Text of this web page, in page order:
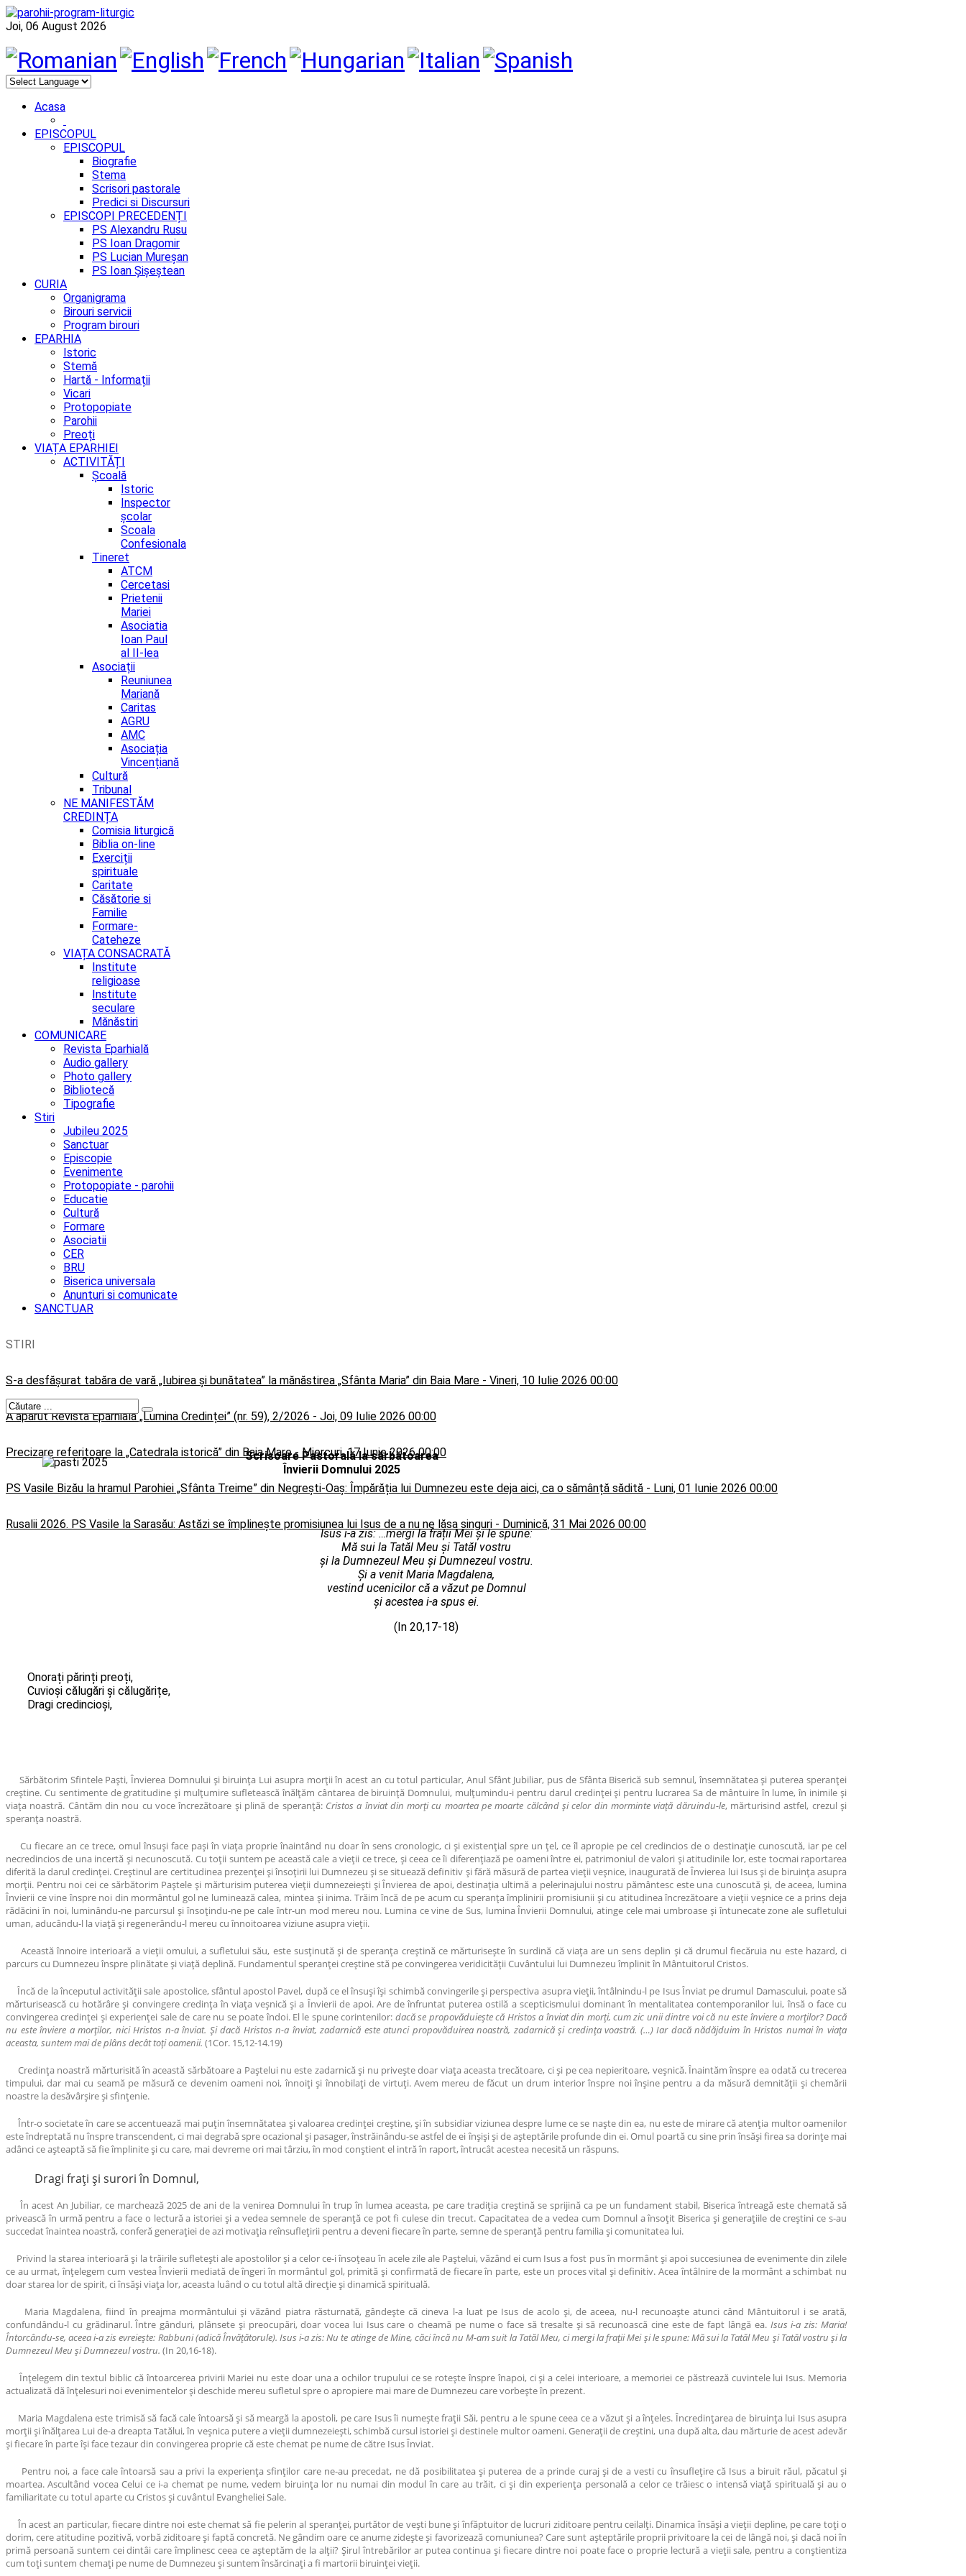
Joi, 06 August 2026
Acasa
EPISCOPUL
EPISCOPUL
Biografie
Stema
Scrisori pastorale
Predici si Discursuri
EPISCOPI PRECEDENȚI
PS Alexandru Rusu
PS Ioan Dragomir
PS Lucian Mureșan
PS Ioan Șișeștean
CURIA
Organigrama
Birouri servicii
Program birouri
EPARHIA
Istoric
Stemă
Hartă - Informații
Vicari
Protopopiate
Parohii
Preoți
VIAȚA EPARHIEI
ACTIVITĂȚI
Școală
Istoric
Inspector
școlar
Scoala
Confesionala
Tineret
ATCM
Cercetasi
Prietenii
Mariei
Asociatia
Ioan Paul
al II-lea
Asociații
Reuniunea
Mariană
Caritas
AGRU
AMC
Asociația
Vincențiană
Cultură
Tribunal
NE MANIFESTĂM
CREDINȚA
Comisia liturgică
Biblia on-line
Exerciții
spirituale
Caritate
Căsătorie si
Familie
Formare-
Cateheze
VIAȚA CONSACRATĂ
Institute
religioase
Institute
seculare
Mănăstiri
COMUNICARE
Revista Eparhială
Audio gallery
Photo gallery
Bibliotecă
Tipografie
Stiri
Jubileu 2025
Sanctuar
Episcopie
Evenimente
Protopopiate - parohii
Educatie
Cultură
Formare
Asociatii
CER
BRU
Biserica universala
Anunturi si comunicate
SANCTUAR
STIRI
S-a desfășurat tabăra de vară „Iubirea și bunătatea” la mănăstirea „Sfânta Maria” din Baia Mare - Vineri, 10 Iulie 2026 00:00
A apărut Revista Eparhială „Lumina Credinței” (nr. 59), 2/2026 - Joi, 09 Iulie 2026 00:00
Precizare referitoare la „Catedrala istorică” din Baia Mare- Miercuri, 17 Iunie 2026 00:00
PS Vasile Bizău la hramul Parohiei „Sfânta Treime” din Negrești-Oaș: Împărăția lui Dumnezeu este deja aici, ca o sămânță sădită - Luni, 01 Iunie 2026 00:00
Rusalii 2026. PS Vasile la Sarasău: Astăzi se împlinește promisiunea lui Isus de a nu ne lăsa singuri - Duminică, 31 Mai 2026 00:00
Scrisoare Pastoralăla sărbătoarea
Învierii Domnului 2025
Isus i-a zis: …mergi la frații Mei și le spune:
Mă sui la Tatăl Meu și Tatăl vostru
și la Dumnezeul Meu și Dumnezeul vostru.
Și a venit Maria Magdalena,
vestind ucenicilor că a văzut pe Domnul
și acestea i-a spus ei.
(In 20,17-18)
Onorați părinți preoți,
Cuvioși călugări și călugărițe,
Dragi credincioși,
Sărbătorim Sfintele Paști, Învierea Domnului și biruința Lui asupra morții în acest an cu totul particular, Anul Sfânt Jubiliar, pus de Sfânta Biserică sub semnul, însemnătatea și puterea speranței
creștine. Cu sentimente de gratitudine și mulțumire sufletească înălțăm cântarea de biruință Domnului, mulțumindu-i pentru darul credinței și pentru lucrarea Sa de mântuire în lume, în inimile și
viața noastră. Cântăm din nou cu voce încrezătoare și plină de speranță: Cristos a înviat din morți cu moartea pe moarte călcând și celor din morminte viață dăruindu-le, mărturisind astfel, crezul și
speranța noastră.
Cu fiecare an ce trece, omul însuși face pași în viața proprie înaintând nu doar în sens cronologic, ci și existențial spre un țel, ce îl apropie pe cel credincios de o destinație cunoscută, iar pe cel
necredincios de una incertă și necunoscută. Cu toții suntem pe această cale a vieții ce trece, și ceea ce îi diferențiază pe oameni între ei, patrimoniul de valori și atitudinile lor, este tocmai raportarea
diferită la darul credinței. Creștinul are certitudinea prezenței și însoțirii lui Dumnezeu și se situează definitiv și fără măsură de partea vieții veșnice, inaugurată de Învierea lui Isus și de biruința asupra
morții. Pentru noi cei ce sărbătorim Paștele și mărturisim puterea vieții dumnezeiești și Învierea de apoi, destinația ultimă a pelerinajului nostru pământesc este una cunoscută și, de aceea, lumina
Învierii ce vine înspre noi din mormântul gol ne luminează calea, mintea și inima. Trăim încă de pe acum cu speranța împlinirii promisiunii și cu atitudinea încrezătoare a vieții veșnice ce a prins deja
rădăcini în noi, luminându-ne parcursul și însoțindu-ne pe cale într-un mod mereu nou. Lumina ce vine de Sus, lumina Învierii Domnului, atinge cele mai umbroase și întunecate zone ale sufletului
uman, aducându-l la viață și regenerându-l mereu cu înnoitoarea viziune asupra vieții.
Această înnoire interioară a vieții omului, a sufletului său, este susținută și de speranța creștină ce mărturisește în surdină că viața are un sens deplin și că drumul fiecăruia nu este hazard, ci
parcurs cu Dumnezeu înspre plinătate și viață deplină. Fundamentul speranței creștine stă pe convingerea veridicității Cuvântului lui Dumnezeu împlinit în Mântuitorul Cristos.
Încă de la începutul activității sale apostolice, sfântul apostol Pavel, după ce el însuși își schimbă convingerile și perspectiva asupra vieții, întâlnindu-l pe Isus Înviat pe drumul Damascului, poate să
mărturisească cu hotărâre și convingere credința în viața veșnică și a Învierii de apoi. Are de înfruntat puterea ostilă a scepticismului dominant în mentalitatea contemporanilor lui, însă o face cu
convingerea credinței și experienței sale de care nu se poate îndoi. El le spune corintenilor: dacă se propovăduiește că Hristos a înviat din morți, cum zic unii dintre voi că nu este înviere a morților? Dacă
nu este înviere a morților, nici Hristos n-a înviat. Și dacă Hristos n-a înviat, zadarnică este atunci propovăduirea noastră, zadarnică și credința voastră. (…) Iar dacă nădăjduim în Hristos numai în viața
aceasta, suntem mai de plâns decât toți oamenii. (1Cor. 15,12-14.19)
Credința noastră mărturisită în această sărbătoare a Paștelui nu este zadarnică și nu privește doar viața aceasta trecătoare, ci și pe cea nepieritoare, veșnică. Înaintăm înspre ea odată cu trecerea
timpului, dar mai cu seamă pe măsură ce devenim oameni noi, înnoiți și înnobilați de virtuți. Avem mereu de făcut un drum interior înspre noi înșine pentru a da măsură demnității și chemării
noastre la desăvârșire și sfințenie.
Într-o societate în care se accentuează mai puțin însemnătatea și valoarea credinței creștine, și în subsidiar viziunea despre lume ce se naște din ea, nu este de mirare că atenția multor oamenilor
este îndreptată nu înspre transcendent, ci mai degrabă spre ocazional și pasager, înstrăinându-se astfel de ei înșiși și de așteptările profunde din ei. Omul poartă cu sine prin însăși firea sa dorințe mai
adânci ce așteaptă să fie împlinite și cu care, mai devreme ori mai târziu, în mod conștient el intră în raport, întrucât acestea necesită un răspuns.
Dragi frați și surori în Domnul,
În acest An Jubiliar, ce marchează 2025 de ani de la venirea Domnului în trup în lumea aceasta, pe care tradiția creștină se sprijină ca pe un fundament stabil, Biserica întreagă este chemată să
privească în urmă pentru a face o lectură a istoriei și a vedea semnele de speranță ce pot fi culese din trecut. Capacitatea de a vedea cum Domnul a însoțit Biserica și generațiile de creștini ce s-au
succedat înaintea noastră, conferă generației de azi motivația reînsuflețirii pentru a deveni fiecare în parte, semne de speranță pentru familia și comunitatea lui.
Privind la starea interioară și la trăirile sufletești ale apostolilor și a celor ce-i însoțeau în acele zile ale Paștelui, văzând ei cum Isus a fost pus în mormânt și apoi succesiunea de evenimente din zilele
ce au urmat, înțelegem cum vestea Învierii mediată de îngeri în mormântul gol, primită și confirmată de fiecare în parte, este un proces vital și definitiv. Acea întâlnire de la mormânt a schimbat nu
doar starea lor de spirit, ci însăși viața lor, aceasta luând o cu totul altă direcție și dinamică spirituală.
Maria Magdalena, fiind în preajma mormântului și văzând piatra răsturnată, gândește că cineva l-a luat pe Isus de acolo și, de aceea, nu-l recunoaște atunci când Mântuitorul i se arată,
confundându-l cu grădinarul. Între gânduri, plânsete și preocupări, doar vocea lui Isus care o cheamă pe nume o face să tresalte și să recunoască cine este de fapt lângă ea. Isus i-a zis: Maria!
Întorcându-se, aceea i-a zis evreiește: Rabbuni (adică Învățătorule). Isus i-a zis: Nu te atinge de Mine, căci încă nu M-am suit la Tatăl Meu, ci mergi la frații Mei și le spune: Mă sui la Tatăl Meu și Tatăl vostru și la
Dumnezeul Meu și Dumnezeul vostru. (In 20,16-18).
Înțelegem din textul biblic că întoarcerea privirii Mariei nu este doar una a ochilor trupului ce se rotește înspre înapoi, ci și a celei interioare, a memoriei ce păstrează cuvintele lui Isus. Memoria
actualizată dă înțelesuri noi evenimentelor și deschide mereu sufletul spre o apropiere mai mare de Dumnezeu care vorbește în prezent.
Maria Magdalena este trimisă să facă cale întoarsă și să meargă la apostoli, pe care Isus îi numește frații Săi, pentru a le spune ceea ce a văzut și a înțeles. Încredințarea de biruința lui Isus asupra
morții și înălțarea Lui de-a dreapta Tatălui, în veșnica putere a vieții dumnezeiești, schimbă cursul istoriei și destinele multor oameni. Generații de creștini, una după alta, dau mărturie de acest adevăr
și fiecare în parte își face tezaur din convingerea proprie că este chemat pe nume de către Isus Înviat.
Pentru noi, a face cale întoarsă sau a privi la experiența sfinților care ne-au precedat, ne dă posibilitatea și puterea de a prinde curaj și de a vesti cu însuflețire că Isus a biruit răul, păcatul și
moartea. Ascultând vocea Celui ce i-a chemat pe nume, vedem biruința lor nu numai din modul în care au trăit, ci și din experiența personală a celor ce trăiesc o intensă viață spirituală și au o
familiaritate cu totul aparte cu Cristos și cuvântul Evangheliei Sale.
În acest an particular, fiecare dintre noi este chemat să fie pelerin al speranței, purtător de vești bune și înfăptuitor de lucruri ziditoare pentru ceilalți. Dinamica însăși a vieții depline, pe care toți o
dorim, cere atitudine pozitivă, vorbă ziditoare și faptă concretă. Ne gândim oare ce anume zidește și favorizează comuniunea? Care sunt așteptările proprii privitoare la cei de lângă noi, și dacă noi în
primă persoană suntem cei dintâi care împlinesc ceea ce așteptăm de la alții? Șirul întrebărilor ar putea continua și fiecare dintre noi poate face o proprie lectură a vieții sale, pentru a conștientiza
cum toți suntem chemați pe nume de Dumnezeu și suntem însărcinați a fi martorii biruinței vieții.